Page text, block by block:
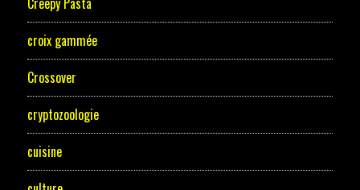
croix gammée
Crossover
cryptozoologie
cuisine